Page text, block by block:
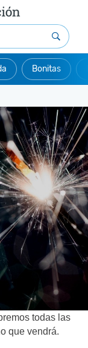
Bonitas
todas las
que vendrá.